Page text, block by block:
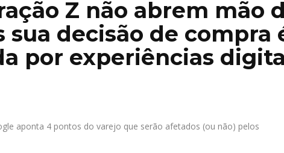
Z não abrem mão
sua decisão de compra
por experiências
aponta 4 pontos do varejo que serão afetados (ou não) pelos